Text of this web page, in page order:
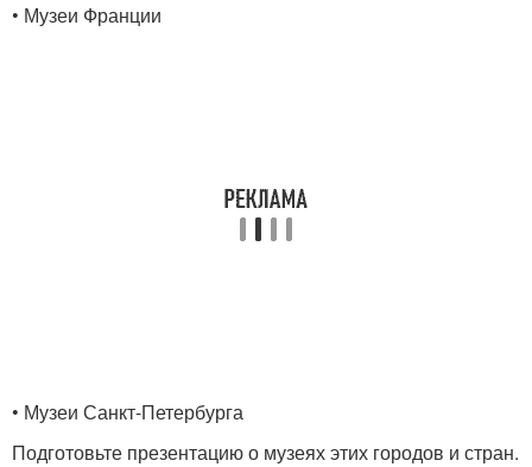
• Музеи Франции
• Музеи Санкт-Петербурга
Подготовьте презентацию о музеях этих городов и стран.